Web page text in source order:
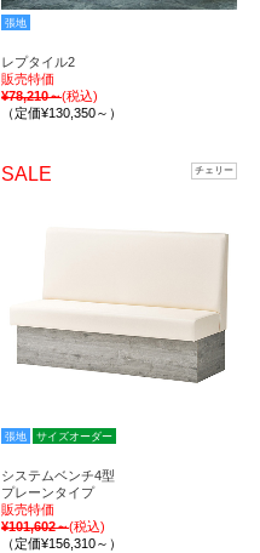
張地
レプタイル2
販売特価
¥78,210～(税込)
（定価¥130,350～）
SALE チェリー
張地 サイズオーダー
システムベンチ4型
プレーンタイプ
販売特価
¥101,602～(税込)
（定価¥156,310～）